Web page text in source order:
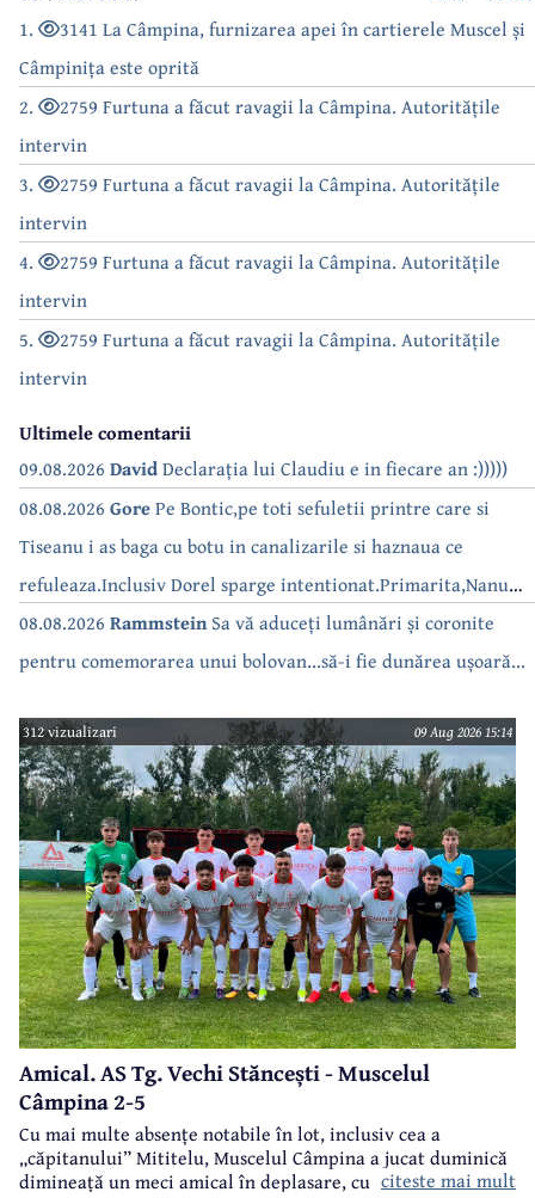
1.
3141 La Câmpina, furnizarea apei în cartierele Muscel și
Câmpinița este oprită
2.
2759 Furtuna a făcut ravagii la Câmpina. Autoritățile
intervin
3.
2759 Furtuna a făcut ravagii la Câmpina. Autoritățile
intervin
4.
2759 Furtuna a făcut ravagii la Câmpina. Autoritățile
intervin
5.
2759 Furtuna a făcut ravagii la Câmpina. Autoritățile
intervin
Ultimele comentarii
09.08.2026 DavidDeclarația lui Claudiu e in fiecare an :)))))
08.08.2026 GorePe Bontic,pe toti sefuletii printre care si
Tiseanu i as baga cu botu in canalizarile si haznaua ce
refuleaza.Inclusiv Dorel sparge intentionat.Primarita,Nanu
bea apa de la robinet.Asta as intreba o si pe Izabel Mitrea
08.08.2026 RammsteinSa vă aduceți lumânări și coronite
pentru comemorarea unui bolovan...să-i fie dunărea ușoară...
312 vizualizari 09 Aug 2026 15:14
Amical. AS Tg. Vechi Stăncești - Muscelul
Câmpina 2-5
Cu mai multe absențe notabile în lot, inclusiv cea a
„căpitanului” Mititelu, Muscelul Câmpina a jucat duminică
dimineață un meci amical în deplasare, cu formația AS Tg.
citeste mai mult